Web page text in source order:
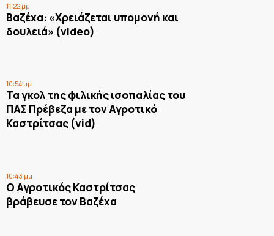
11:22 μμ
Βαζέχα: «Χρειάζεται υπομονή και
δουλειά» (video)
10:54 μμ
Τα γκολ της φιλικής ισοπαλίας του
ΠΑΣ Πρέβεζα με τον Αγροτικό
Καστρίτσας (vid)
10:43 μμ
Ο Αγροτικός Καστρίτσας
βράβευσε τον Βαζέχα